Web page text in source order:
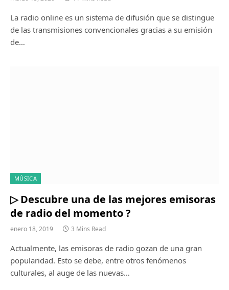
La radio online es un sistema de difusión que se distingue
de las transmisiones convencionales gracias a su emisión
de…
MÚSICA
▷ Descubre una de las mejores emisoras
de radio del momento ?
enero 18, 2019 3 Mins Read
Actualmente, las emisoras de radio gozan de una gran
popularidad. Esto se debe, entre otros fenómenos
culturales, al auge de las nuevas…